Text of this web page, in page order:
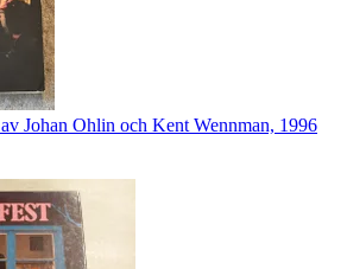
Johan Ohlin och Kent Wennman, 1996